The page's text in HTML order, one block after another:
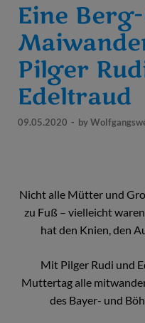
Eine
Pilger
Edeltraud
09.05.2020 - by
Nicht alle Mütter und
zu Fuß – vielleicht
hat den Knien, den
Mit Pilger Rudi und
Muttertag alle
des Bayer- und